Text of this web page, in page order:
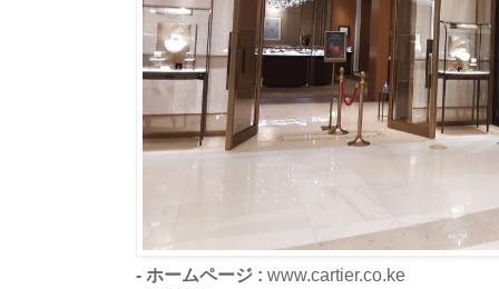
- ホームページ : www.cartier.co.ke